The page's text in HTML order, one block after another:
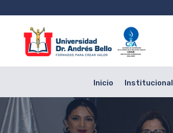
Inicio Institucional